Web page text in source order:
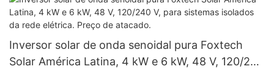
Inversor solar de onda senoidal pura Foxtech
Solar América Latina, 4 kW e 6 kW, 48 V, 120/240